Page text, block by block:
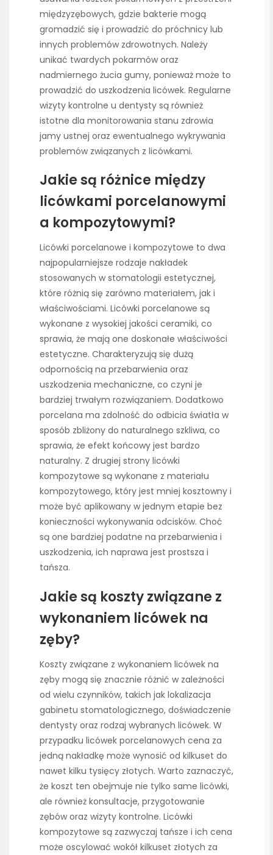
międzyzębowych, gdzie bakterie mogą
gromadzić się i prowadzić do próchnicy lub
innych problemów zdrowotnych. Należy
unikać twardych pokarmów oraz
nadmiernego żucia gumy, ponieważ może to
prowadzić do uszkodzenia licówek. Regularne
wizyty kontrolne u dentysty są również
istotne dla monitorowania stanu zdrowia
jamy ustnej oraz ewentualnego wykrywania
problemów związanych z licówkami.
Jakie są różnice między
licówkami porcelanowymi
a kompozytowymi?
Licówki porcelanowe i kompozytowe to dwa
najpopularniejsze rodzaje nakładek
stosowanych w stomatologii estetycznej,
które różnią się zarówno materiałem, jak i
właściwościami. Licówki porcelanowe są
wykonane z wysokiej jakości ceramiki, co
sprawia, że mają one doskonałe właściwości
estetyczne. Charakteryzują się dużą
odpornością na przebarwienia oraz
uszkodzenia mechaniczne, co czyni je
bardziej trwałym rozwiązaniem. Dodatkowo
porcelana ma zdolność do odbicia światła w
sposób zbliżony do naturalnego szkliwa, co
sprawia, że efekt końcowy jest bardzo
naturalny. Z drugiej strony licówki
kompozytowe są wykonane z materiału
kompozytowego, który jest mniej kosztowny i
może być aplikowany w jednym etapie bez
konieczności wykonywania odcisków. Choć
są one bardziej podatne na przebarwienia i
uszkodzenia, ich naprawa jest prostsza i
tańsza.
Jakie są koszty związane z
wykonaniem licówek na
zęby?
Koszty związane z wykonaniem licówek na
zęby mogą się znacznie różnić w zależności
od wielu czynników, takich jak lokalizacja
gabinetu stomatologicznego, doświadczenie
dentysty oraz rodzaj wybranych licówek. W
przypadku licówek porcelanowych cena za
jedną nakładkę może wynosić od kilkuset do
nawet kilku tysięcy złotych. Warto zaznaczyć,
że koszt ten obejmuje nie tylko same licówki,
ale również konsultacje, przygotowanie
zębów oraz wizyty kontrolne. Licówki
kompozytowe są zazwyczaj tańsze i ich cena
może oscylować wokół kilkuset złotych za